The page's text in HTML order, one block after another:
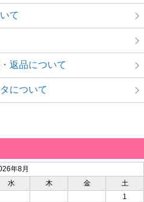
て
返品について
について
年8月
水 木 金
土
1